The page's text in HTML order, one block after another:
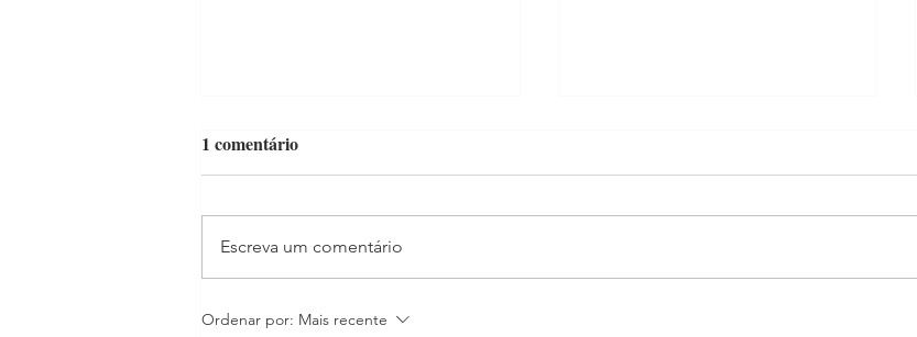
Pastoral Carcerária visita
1 comentário
Escreva um comentário
Ordenar por: Mais recente